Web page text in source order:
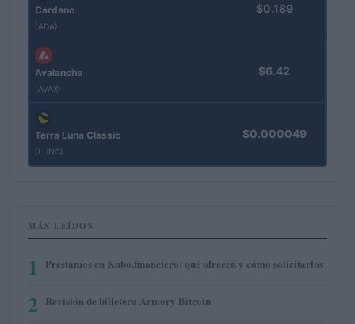
Cardano
(ADA)
$0.189
Avalanche
(AVAX)
$6.42
Terra Luna Classic
(LUNC)
$0.000049
MÁS LEÍDOS
1 Préstamos en Kubo.financiero: qué ofrecen y cómo solicitarlos
2 Revisión de billetera Armory Bitcoin